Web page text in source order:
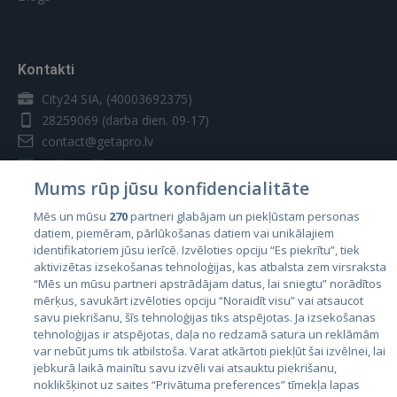
sekošanas tehnoloģijas šādiem mērķiem:
Veiktspējas sīkfaili
Šie sīkfaili ļauj mums saskaitīt
apmeklējumus un datplūsmas avotus, lai
mēs varētu novērtēt un uzlabot mūsu
vietnes veiktspēju. Šie sīkfaili palīdz mums
uzzināt, kuras lapas ir vispopulārākās un
kuras — visretāk apmeklētās, kā arī izzināt
to, kā apmeklētāji pārvietojas mūsu vietnē.
Visa sīkfailu savāktā informācija ir
sakopota, tāpēc tā ir anonīma. Ja
nepiekritīsiet šo sīkfailu izmantošanai, mēs
nezināsim, kad jūs apmeklējāt mūsu vietni.
Veiktspējas
sīkfaili
getapro.lv
periodā par abonementa maksu.
Regulējošā likumdošana un jurisdikcija
Šie Lietošanas noteikumi tiek regulēti un
interpretēti atbilstoši Latvijas Republikas
likumdošanai. Strīdi, kas rodas saistībā ar šiem
Lietošanas noteikumiem tiks izskatīti tikai
Latvijas Republikas tiesu jurisdikcijā.
Izmaiņas
GetaPro patur tiesības mainīt vai atjaunot šos
Lietošanas noteikumus jebkurā laikā un pēc
saviem ieskatiem, bez jebkādiem Lietotāju
Kontakti
City24 SIA, (40003692375)
28259069 (darba dien. 09-17)
contact@getapro.lv
Valstis
Igaunija
Latvija
Lietuva
Mums rūp jūsu konfidencialitāte
Mēs un mūsu 270partneri glabājam un piekļūstam personas
datiem, piemēram, pārlūkošanas datiem vai unikālajiem
identifikatoriem jūsu ierīcē. Izvēloties opciju “Es piekrītu”, tiek
aktivizētas izsekošanas tehnoloģijas, kas atbalsta zem virsraksta
“Mēs un mūsu partneri apstrādājam datus, lai sniegtu” norādītos
mērķus, savukārt izvēloties opciju “Noraidīt visu” vai atsaucot
savu piekrišanu, šīs tehnoloģijas tiks atspējotas. Ja izsekošanas
tehnoloģijas ir atspējotas, daļa no redzamā satura un reklāmām
var nebūt jums tik atbilstoša. Varat atkārtoti piekļūt šai izvēlnei, lai
jebkurā laikā mainītu savu izvēli vai atsauktu piekrišanu,
noklikšķinot uz saites “Privātuma preferences” tīmekļa lapas